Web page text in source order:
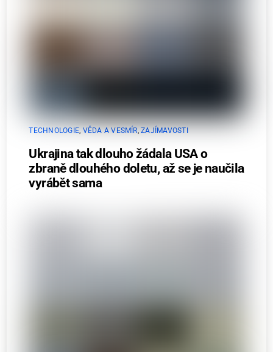
TECHNOLOGIE, VĚDA A VESMÍR,ZAJÍMAVOSTI
Ukrajina tak dlouho žádala USA o
zbraně dlouhého doletu, až se je naučila
vyrábět sama